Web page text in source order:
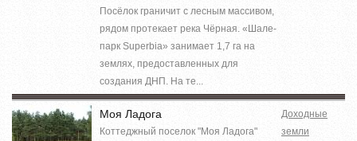
Посёлок граничит с лесным массивом,
рядом протекает река Чёрная. «Шале-
парк Superbia» занимает 1,7 га на
землях, предоставленных для
создания ДНП. На те...
Моя Ладога
Коттеджный поселок "Моя Ладога"
Доходные
земли